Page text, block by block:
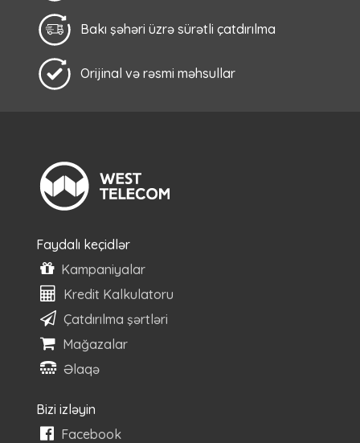
Bakı şəhəri üzrə sürətli çatdırılma
Orijinal və rəsmi məhsullar
Faydalı keçidlər
Kampaniyalar
Kredit Kalkulatoru
Çatdırılma şərtləri
Mağazalar
Əlaqə
Bizi izləyin
Facebook